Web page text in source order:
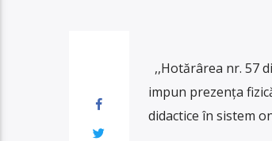
,,Hotărârea nr. 57
impun prezenţa
didactice în sistem